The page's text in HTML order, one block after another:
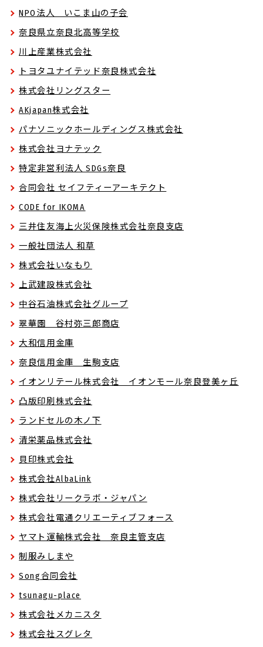
NPO法人 いこま山の子会
奈良県立奈良北高等学校
川上産業株式会社
トヨタユナイテッド奈良株式会社
株式会社リングスター
AKjapan株式会社
パナソニックホールディングス株式会社
株式会社ヨナテック
特定非営利法人 SDGs奈良
合同会社 セイフティーアーキテクト
CODE for IKOMA
三井住友海上火災保険株式会社奈良支店
一般社団法人 和草
株式会社いなもり
上武建設株式会社
中谷石油株式会社グループ
翠華園 谷村弥三郎商店
大和信用金庫
奈良信用金庫 生駒支店
イオンリテール株式会社 イオンモール奈良登美ヶ丘
凸版印刷株式会社
ランドセルの木ノ下
清栄薬品株式会社
貝印株式会社
株式会社AlbaLink
株式会社リークラボ・ジャパン
株式会社電通クリエーティブフォース
ヤマト運輸株式会社 奈良主管支店
制服みしまや
Song合同会社
tsunagu-place
株式会社メカニスタ
株式会社スグレタ